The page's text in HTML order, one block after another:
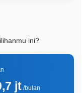
ini?
jt/bulan